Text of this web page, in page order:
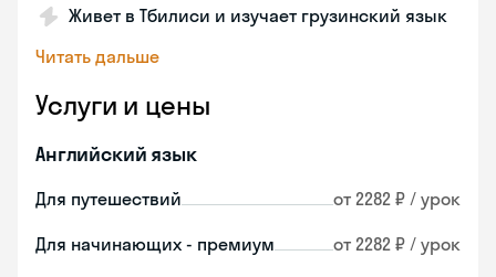
Живет в Тбилиси и изучает грузинский язык
Читать дальше
Услуги и цены
Английский язык
Для путешествий от 2282 ₽ / урок
Для начинающих - премиум от 2282 ₽ / урок